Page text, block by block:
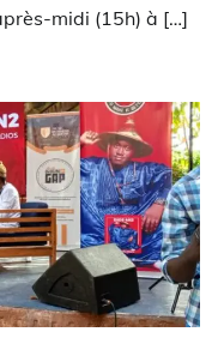
midi (15h) à […]